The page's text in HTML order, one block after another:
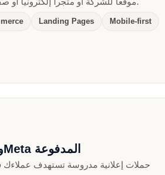
Landing Pages Mobile-first
إعلانات Google وMeta المدفوعة
حملات إعلانية مدروسة تستهدف عملاءك